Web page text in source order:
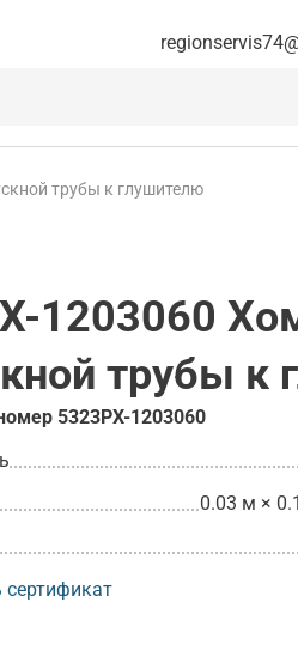
трубы к глушителю
1203060
трубы к
5323РХ-1203060
0.03 м ×
сертификат